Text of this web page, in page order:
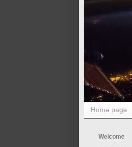
Home page
Welcome